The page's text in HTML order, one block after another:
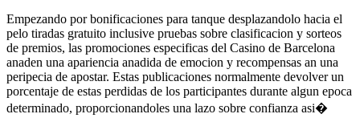
Empezando por bonificaciones para tanque desplazandolo hacia el
pelo tiradas gratuito inclusive pruebas sobre clasificacion y sorteos
de premios, las promociones especificas del Casino de Barcelona
anaden una apariencia anadida de emocion y recompensas an una
peripecia de apostar. Estas publicaciones normalmente devolver un
porcentaje de estas perdidas de los participantes durante algun epoca
determinado, proporcionandoles una lazo sobre confianza asi�